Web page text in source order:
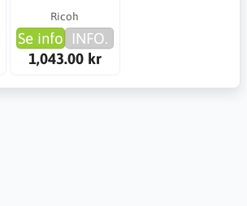
Ricoh
Se info INFO.
1,043.00 kr